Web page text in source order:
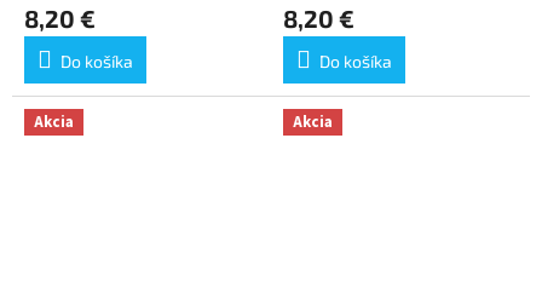
8,20 €
Do košíka
8,20 €
Do košíka
Akcia Akcia